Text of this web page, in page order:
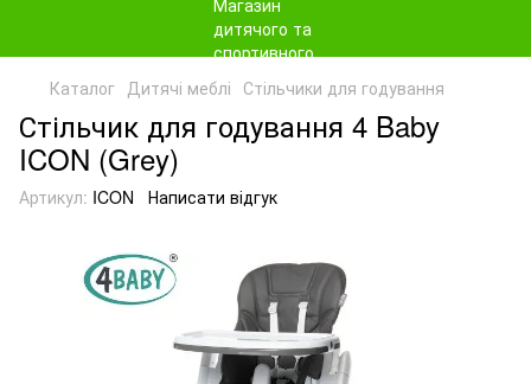
Каталог Дитячі меблі Стільчики для годування
Стільчик для годування 4 Baby
ICON (Grey)
Артикул: ICON Написати відгук